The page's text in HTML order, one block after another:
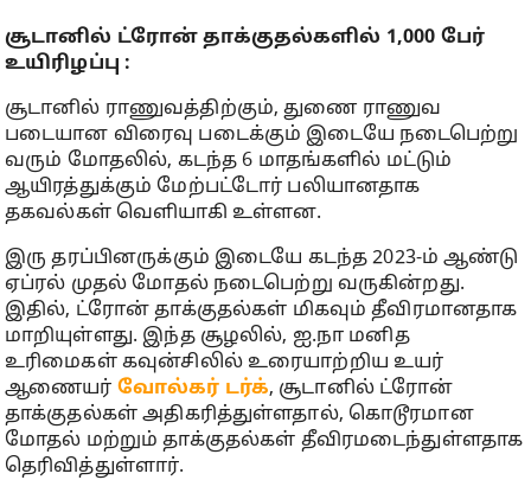
சூடானில் ட்ரோன் தாக்குதல்களில் 1,000 பேர்
உயிரிழப்பு :
சூடானில் ராணுவத்திற்கும், துணை ராணுவ
படையான விரைவு படைக்கும் இடையே நடைபெற்று
வரும் மோதலில், கடந்த 6 மாதங்களில் மட்டும்
ஆயிரத்துக்கும் மேற்பட்டோர் பலியானதாக
தகவல்கள் வெளியாகி உள்ளன.
இரு தரப்பினருக்கும் இடையே கடந்த 2023-ம் ஆண்டு
ஏப்ரல் முதல் மோதல் நடைபெற்று வருகின்றது.
இதில், ட்ரோன் தாக்குதல்கள் மிகவும் தீவிரமானதாக
மாறியுள்ளது. இந்த சூழலில், ஐ.நா மனித
உரிமைகள் கவுன்சிலில் உரையாற்றிய உயர்
ஆணையர் வோல்கர் டர்க், சூடானில் ட்ரோன்
தாக்குதல்கள் அதிகரித்துள்ளதால், கொடூரமான
மோதல் மற்றும் தாக்குதல்கள் தீவிரமடைந்துள்ளதாக
தெரிவித்துள்ளார்.